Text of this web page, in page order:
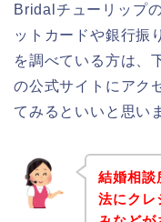
Bridalチューリップ
ットカードや銀行振
を調べている方は、
の公式サイトにアク
てみるといいと思い
結婚相
法にクレ